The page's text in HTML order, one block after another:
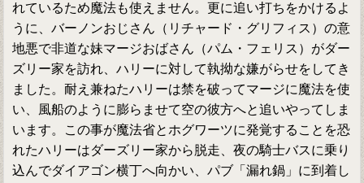
れているため魔法も使えません。更に追い打ちをかけるよ
うに、バーノンおじさん（リチャード・グリフィス）の意
地悪で非道な妹マージおばさん（パム・フェリス）がダー
ズリー家を訪れ、ハリーに対して執拗な嫌がらせをしてき
ました。耐え兼ねたハリーは禁を破ってマージに魔法を使
い、風船のように膨らませて空の彼方へと追いやってしま
います。この事が魔法省とホグワーツに発覚することを恐
れたハリーはダーズリー家から脱走、夜の騎士バスに乗り
込んでダイアゴン横丁へ向かい、パブ「漏れ鍋」に到着し